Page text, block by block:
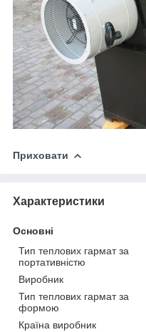
Приховати
Характеристики
Основні
Тип теплових гармат за
портативністю
Виробник
Тип теплових гармат за
формою
Країна виробник